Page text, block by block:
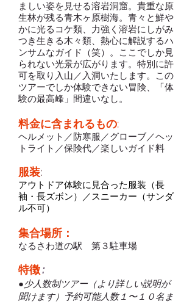
ましい姿を見せる溶岩洞窟。貴重な原
生林が残る青木ヶ原樹海。青々と鮮や
かに光るコケ類、力強く溶岩にしがみ
つき生きる木々類、熱心に解説するハ
ンサムなガイド（笑）。ここでしか見
られない光景が広がります。特別に許
可を取り入山／入洞いたします。この
ツアーでしか体験できない冒険、「体
験の最高峰」間違いなし。
料金に含まれるもの:
ヘルメット／防寒服／グローブ／ヘッ
トライト／保険代／楽しいガイド料
服装:
アウトドア体験に見合った服装（長
袖・長ズボン）／スニーカー（サンダ
ル不可）
集合場所：
なるさわ道の駅 第３駐車場
特徴:
●少人数制ツアー（より詳しい説明が
聞けます）予約可能人数１〜１０名ま